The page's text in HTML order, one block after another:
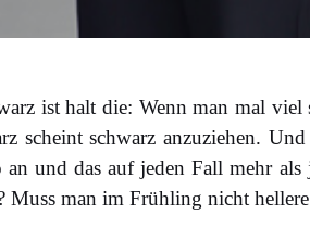
ist halt die: Wenn man mal
scheint schwarz anzuziehen.
an und das auf jeden Fall mehr
Muss man im Frühling nicht hellere